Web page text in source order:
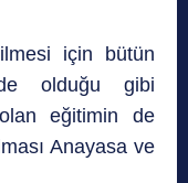
için bütün
olduğu gibi
eğitimin de
Anayasa ve